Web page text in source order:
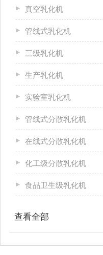
真空乳化机
管线式乳化机
三级乳化机
生产乳化机
实验室乳化机
管线式分散乳化机
在线式分散乳化机
化工级分散乳化机
食品卫生级乳化机
查看全部